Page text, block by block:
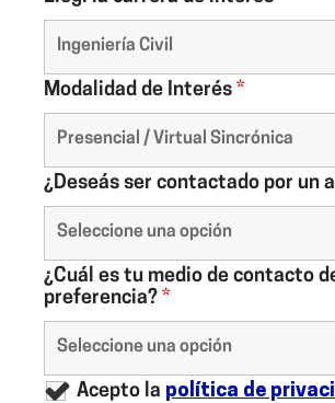
Modalidad de Interés *
¿Deseás ser contactado por un
¿Cuál es tu medio de contacto
preferencia? *
Acepto la política de